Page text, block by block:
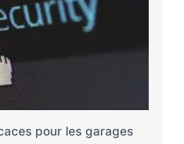
pour les garages